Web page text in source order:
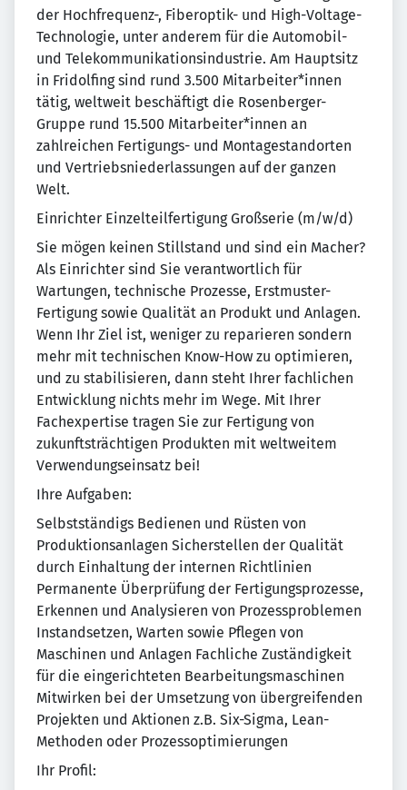
der Hochfrequenz-, Fiberoptik- und High-Voltage-
Technologie, unter anderem für die Automobil-
und Telekommunikationsindustrie. Am Hauptsitz
in Fridolfing sind rund 3.500 Mitarbeiter*innen
tätig, weltweit beschäftigt die Rosenberger-
Gruppe rund 15.500 Mitarbeiter*innen an
zahlreichen Fertigungs- und Montagestandorten
und Vertriebsniederlassungen auf der ganzen
Welt.
Einrichter Einzelteilfertigung Großserie (m/w/d)
Sie mögen keinen Stillstand und sind ein Macher?
Als Einrichter sind Sie verantwortlich für
Wartungen, technische Prozesse, Erstmuster-
Fertigung sowie Qualität an Produkt und Anlagen.
Wenn Ihr Ziel ist, weniger zu reparieren sondern
mehr mit technischen Know-How zu optimieren,
und zu stabilisieren, dann steht Ihrer fachlichen
Entwicklung nichts mehr im Wege. Mit Ihrer
Fachexpertise tragen Sie zur Fertigung von
zukunftsträchtigen Produkten mit weltweitem
Verwendungseinsatz bei!
Ihre Aufgaben:
Selbstständigs Bedienen und Rüsten von
Produktionsanlagen Sicherstellen der Qualität
durch Einhaltung der internen Richtlinien
Permanente Überprüfung der Fertigungsprozesse,
Erkennen und Analysieren von Prozessproblemen
Instandsetzen, Warten sowie Pflegen von
Maschinen und Anlagen Fachliche Zuständigkeit
für die eingerichteten Bearbeitungsmaschinen
Mitwirken bei der Umsetzung von übergreifenden
Projekten und Aktionen z.B. Six-Sigma, Lean-
Methoden oder Prozessoptimierungen
Ihr Profil: